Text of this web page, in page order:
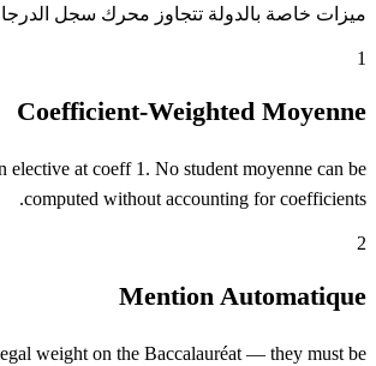
ميزات خاصة بالدولة تتجاوز محرك سجل
1
Coefficient-Weighted Moyenne
at coeff 1. No student moyenne can be
computed without accounting for coefficients.
2
Mention Automatique
weight on the Baccalauréat — they must be